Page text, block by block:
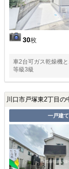
30枚
車2台可ガス乾燥機
等級3級
川口市戸塚東2丁目の
一戸建て